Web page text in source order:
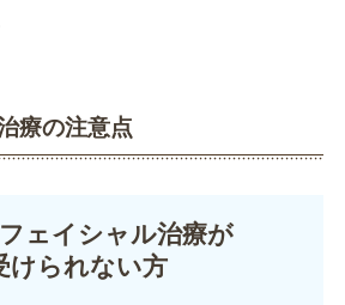
療の注意点
ェイシャル治療が
けられない方